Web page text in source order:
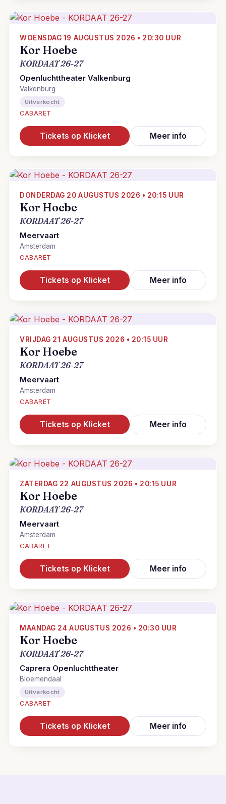
WOENSDAG 19 AUGUSTUS 2026 • 20:30 UUR
Kor Hoebe
KORDAAT 26-27
Openluchttheater Valkenburg
Valkenburg
Uitverkocht
CABARET
Tickets op Klicket Meer info
DONDERDAG 20 AUGUSTUS 2026 • 20:15 UUR
Kor Hoebe
KORDAAT 26-27
Meervaart
Amsterdam
CABARET
Tickets op Klicket Meer info
VRIJDAG 21 AUGUSTUS 2026 • 20:15 UUR
Kor Hoebe
KORDAAT 26-27
Meervaart
Amsterdam
CABARET
Tickets op Klicket Meer info
ZATERDAG 22 AUGUSTUS 2026 • 20:15 UUR
Kor Hoebe
KORDAAT 26-27
Meervaart
Amsterdam
CABARET
Tickets op Klicket Meer info
MAANDAG 24 AUGUSTUS 2026 • 20:30 UUR
Kor Hoebe
KORDAAT 26-27
Caprera Openluchttheater
Bloemendaal
Uitverkocht
CABARET
Tickets op Klicket Meer info